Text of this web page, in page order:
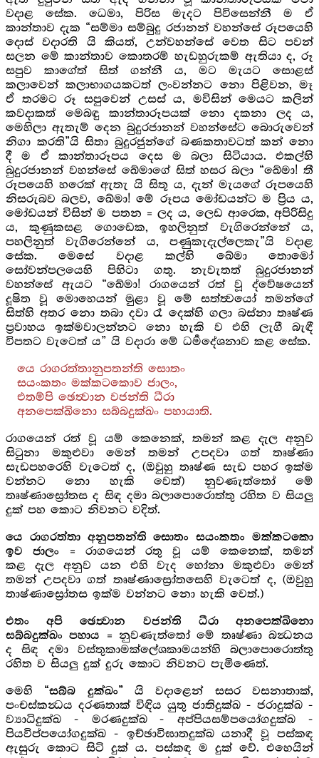
වදාළ සේක. ධෙමා, පිරිස මැදට පිවිසෙන්නී ම ඒ
කාන්තාව දැක “සම්මා සම්බුදු රජානන් වහන්සේ රූපයෙහි
දොස් වදාරති යි කියත්, උන්වහන්සේ වෙත සිට පවන්
සලන මේ කාන්තාව කොතරම් හැ‍ඩහුරුකම් ඇතියා ද, රූ
සපුව කාගේත් සිත් ගන්නී ය, මට මැයට සොළස්
කලාවෙන් කලාභාගයකටත් ලංවන්නට නො පිළිවන, මෑ
ඒ තරමට රූ සපුවෙන් උසස් ය, මවිසින් මෙයට කලින්
කවදාකත් මෙබඳු කාන්තාරූපයක් නො දකනා ලද ය,
මෙහිලා ඇතැම් දෙන බුදුරජානන් වහන්සේට බොරුවෙන්
නිගා කරති”යි සිතා බුදුරජුන්ගේ බණකතාවටත් කන් නො
දී ම ඒ කාන්තාරූපය දෙස ම බලා සිටියාය. එකල්හි
බුදුරජානන් වහන්සේ ඛේමාගේ සිත් හසර බලා “ඛේමා! තී
රූපයෙහි හරෙක් ඇතැ යි සිතූ ය, දැන් මැයගේ රූපයෙහි
නිසරුබව බලව, ඛේමා! මේ රූපය මෝඩයන්ට ම ප්‍රිය ය,
මෝඩයන් විසින් ම පතන = ලද ය, ලෙඩ ආරෙක, අපිරිසිදු
ය, කුණුකසළ ගොඩෙක, ඉහලිනුත් වැගිරෙන්නේ ය,
පහලිනුත් වැගිරෙන්නේ ය, පණුකැදැල්ලෙකැ”යි වදාළ
සේක. මෙසේ වදාළ කල්හි ඛේමා තොමෝ
සෝවන්පලයෙහි පිහිටා ගතු. නැවැතත් බුදුරජානන්
වහන්සේ ඇයට “ඛේමා! රාගයෙන් රත් වූ ද්වේෂයෙන්
දූෂිත වූ මොහෙයන් මුළා වූ මේ සත්ත්‍වයෝ තමන්ගේ
සිත්හි අතර නො තබා දවා රෑ දෙක්හි ගලා බස්නා තෘෂ්ණ
ප්‍රවාහය ඉක්මවාලන්නට නො හැකි ව එහි ලැගී බැඳී
විපතට වැටෙත් ය” යි වදාරා මේ ධර්‍මදේශනාව කළ‍ සේක.
යෙ රාගරත්තානුපතන්ති සොතං
සයංකතං මක්කටකොව ජාලං,
එතම්පි ඡෙත්‍වාන වජන්ති ධීරා
අනපෙක්ඛිනො සබ්බදුක්ඛං පහායාති.
රාගයෙන් රත් වූ යම් කෙනෙක්, තමන් කළ දැල අනුව
සිටුනා මකුළුවා මෙන් තමන් උපදවා ගත් තෘෂ්ණා
සැඩපහරෙහි වැටෙත් ද, (ඔවුහු තෘෂ්ණ සැඩ පහර ඉක්ම
වන්නට නො හැකි වෙත්) නුවණැත්තෝ මේ
තෘෂ්ණාස්‍රෝතස ද සිඳ දමා බලාපොරොත්තු රහිත ව සියලු
දුක් පහ කොට නිවනට වදිත්.
යෙ රාගරත්තා අනුපතන්ති සොතං සයංකතං මක්කටකො
ඉව ජාලං = රාගයෙන් රතු වූ යම් කෙනෙක්, තමන්
කළ දැල අනුව යන එහි වැද හෝනා මකුළුවා මෙන්
තමන් උපදවා ගත් තෘෂ්ණාස්‍රෝතසෙහි වැටෙත් ද, (ඔවුහු
තාෂ්ණාස්‍රෝතස ඉක්ම වන්නට නො හැකි වෙත්.)
එතං අපි ඡෙත්‍වාන වජන්ති ධීරා අනපෙක්ඛිනො
සබ්බදුක්ඛං පහාය = නුවණැත්තෝ මේ තෘෂ්ණා බන්‍ධනය
ද සිඳ දමා වස්තුකාමක්ලේශකාමයන්හි බලාපොරොත්තු
රහිත ව සියලු දුක් දුරු කොට නිවනට පැමිණෙත්.
මෙහි “සබ්බ දුක්ඛං”යි වදාළෙන් සසර වසනාතාක්,
පංචස්කන්‍ධය දරණතාක් විඳිය යුතු ජාතිදුක්ඛ - ජරාදුක්ඛ -
ව්‍යාධිදුක්ඛ - මරණදුක්ඛ - අප්පියසම්පයෝගදුක්ඛ -
පියවිප්පයෝගදුක්ඛ - ඉච්ඡාවිඝාතදුක්ඛ යනාදී වූ පස්කඳ
ඇසුරු කොට සිටි දුක් ය. පස්කඳ ම ‍දුක් වේ. එහෙයින්